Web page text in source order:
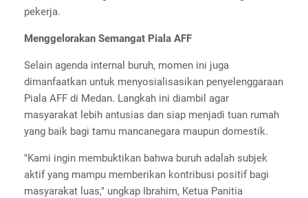
pekerja.
Menggelorakan Semangat Piala AFF
Selain agenda internal buruh, momen ini juga
dimanfaatkan untuk menyosialisasikan penyelenggaraan
Piala AFF di Medan. Langkah ini diambil agar
masyarakat lebih antusias dan siap menjadi tuan rumah
yang baik bagi tamu mancanegara maupun domestik.
"Kami ingin membuktikan bahwa buruh adalah subjek
aktif yang mampu memberikan kontribusi positif bagi
masyarakat luas," ungkap Ibrahim, Ketua Panitia